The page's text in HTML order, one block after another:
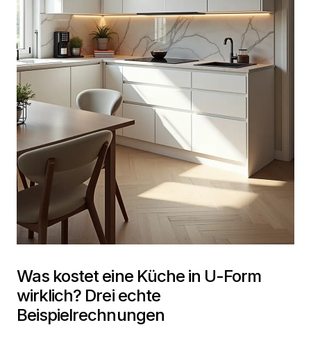
Was kostet eine Küche in U-Form
wirklich? Drei echte
Beispielrechnungen